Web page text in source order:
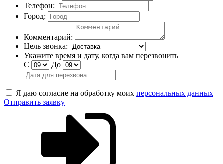
Телефон:
Город:
Комментарий:
Цель звонка:
Укажите время и дату, когда вам перезвонить
С
До
Я даю согласие на обработку моих персональных данных
Отправить заявку